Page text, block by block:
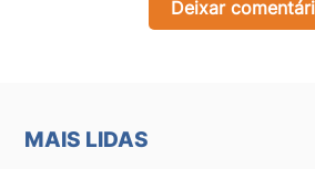
Deixar
MAIS LIDAS